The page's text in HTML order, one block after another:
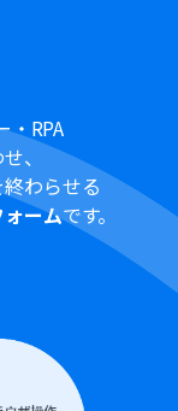
分の間隔で起動
ますので、ご注意
い可能なファイ
ついて
」をご参
・RPA
、
わらせる
ームです。